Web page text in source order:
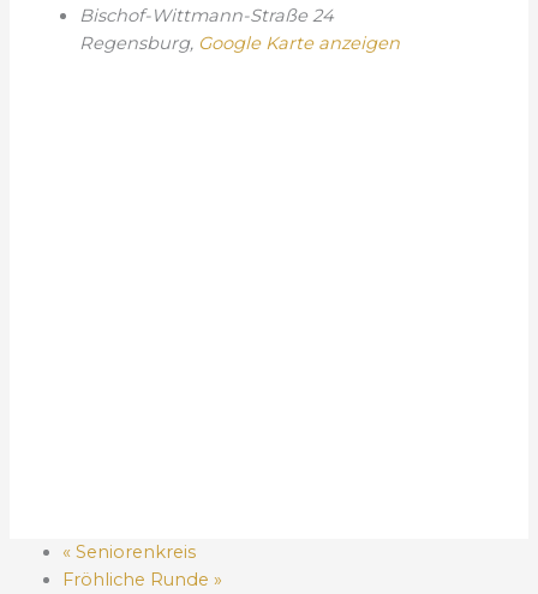
Bischof-Wittmann-Straße 24
Regensburg, Google Karte anzeigen
« Seniorenkreis
Fröhliche Runde »